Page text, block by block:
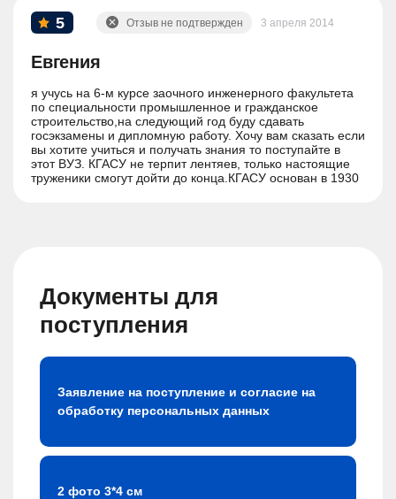
5
Евгения
3 апреля 2014
Отзыв не подтвержден
я учусь на 6-м курсе заочного инженерного факультета
по специальности промышленное и гражданское
строительство,на следующий год буду сдавать
госэкзамены и дипломную работу. Хочу вам сказать если
вы хотите учиться и получать знания то поступайте в
этот ВУЗ. КГАСУ не терпит лентяев, только настоящие
труженики смогут дойти до конца.КГАСУ основан в 1930
Документы для
поступления
Заявление на поступление и согласие на
обработку персональных данных
2 фото 3*4 см